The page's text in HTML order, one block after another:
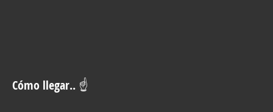
Cómo llegar.. ☝